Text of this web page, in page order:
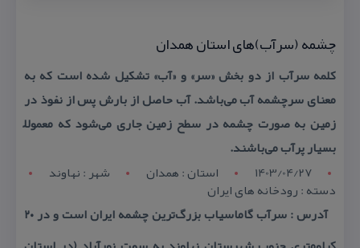
چشمه (سرآب)‌های استان همدان
كلمه سرآب از دو بخش «سر» و «آب» تشكیل شده است كه به
معنای سرچشمه آب می‌باشد. آب حاصل از بارش پس از نفوذ در
زمین به صورت چشمه در سطح زمین جاری می‌شود كه معمولاً
بسیار پرآب می‌باشند.
1403/04/27
استان : همدان شهر : نهاوند
دسته : رودخانه های ایران
آدرس : سرآب گاماسیاب بزرگ‌ترین چشمه ایران است و در ۲۰